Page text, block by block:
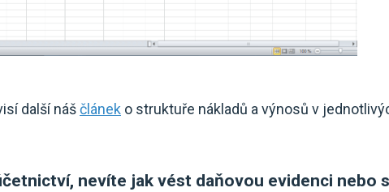
další náščlánek o struktuře nákladů a výnosů v
nevíte jak vést daňovou evidenci nebo